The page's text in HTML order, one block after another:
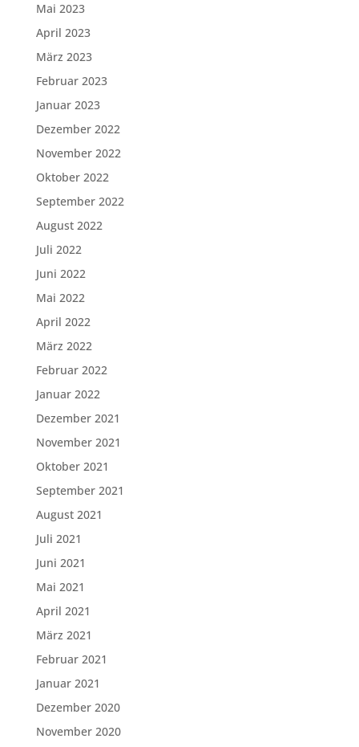
Mai 2023
April 2023
März 2023
Februar 2023
Januar 2023
Dezember 2022
November 2022
Oktober 2022
September 2022
August 2022
Juli 2022
Juni 2022
Mai 2022
April 2022
März 2022
Februar 2022
Januar 2022
Dezember 2021
November 2021
Oktober 2021
September 2021
August 2021
Juli 2021
Juni 2021
Mai 2021
April 2021
März 2021
Februar 2021
Januar 2021
Dezember 2020
November 2020